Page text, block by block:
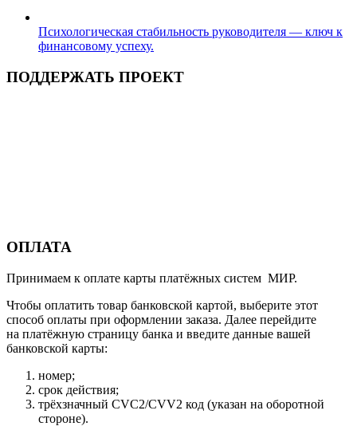
Психологическая стабильность руководителя — ключ к
финансовому успеху.
ПОДДЕРЖАТЬ ПРОЕКТ
ОПЛАТА
Принимаем к оплате карты платёжных систем МИР.
Чтобы оплатить товар банковской картой, выберите этот
способ оплаты при оформлении заказа. Далее перейдите
на платёжную страницу банка и введите данные вашей
банковской карты:
номер;
срок действия;
трёхзначный CVC2/CVV2 код (указан на оборотной
стороне).